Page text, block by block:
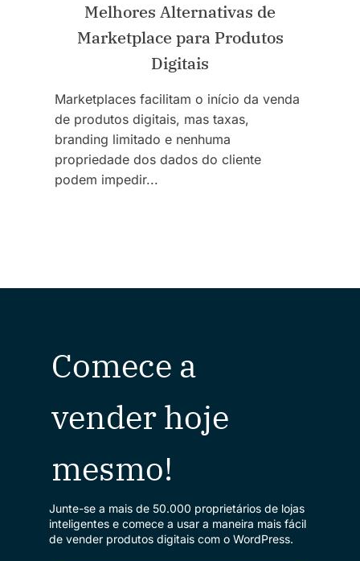
Melhores Alternativas de
Marketplace para Produtos
Digitais
Marketplaces facilitam o início da venda
de produtos digitais, mas taxas,
branding limitado e nenhuma
propriedade dos dados do cliente
podem impedir...
Comece a
vender hoje
mesmo!
Junte-se a mais de 50.000 proprietários de lojas
inteligentes e comece a usar a maneira mais fácil
de vender produtos digitais com o WordPress.